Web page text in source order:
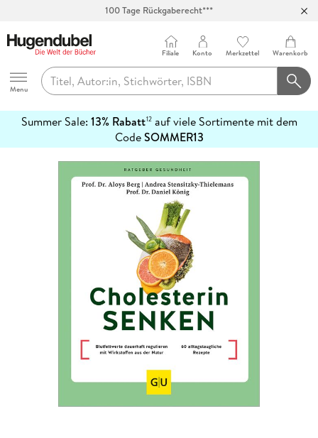
100 Tage Rückgaberecht***
Hugendubel
Menu
Filiale Konto Merkzettel Warenkorb
Summer Sale: 13% Rabatt12auf viele Sortimente mit dem
CodeSOMMER13
erfahren